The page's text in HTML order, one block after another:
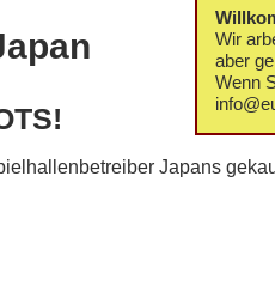
Wir
aber
Wenn
Japans